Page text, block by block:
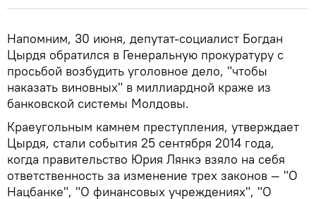
Напомним, 30 июня, депутат-социалист Богдан
Цырдя обратился в Генеральную прокуратуру с
просьбой возбудить уголовное дело, "чтобы
наказать виновных" в миллиардной краже из
банковской системы Молдовы.
Краеугольным камнем преступления, утверждает
Цырдя, стали события 25 сентября 2014 года,
когда правительство Юрия Лянкэ взяло на себя
ответственность за изменение трех законов — "О
Нацбанке", "О финансовых учреждениях", "О